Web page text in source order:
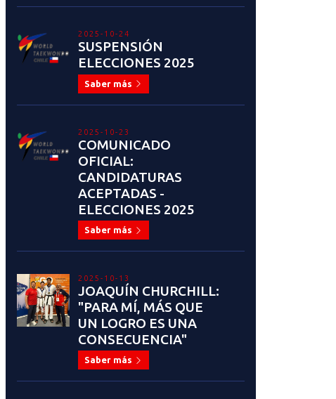
2025-10-24
SUSPENSIÓN
ELECCIONES 2025
Saber más
2025-10-23
COMUNICADO
OFICIAL:
CANDIDATURAS
ACEPTADAS -
ELECCIONES 2025
Saber más
2025-10-13
JOAQUÍN CHURCHILL:
"PARA MÍ, MÁS QUE
UN LOGRO ES UNA
CONSECUENCIA"
Saber más